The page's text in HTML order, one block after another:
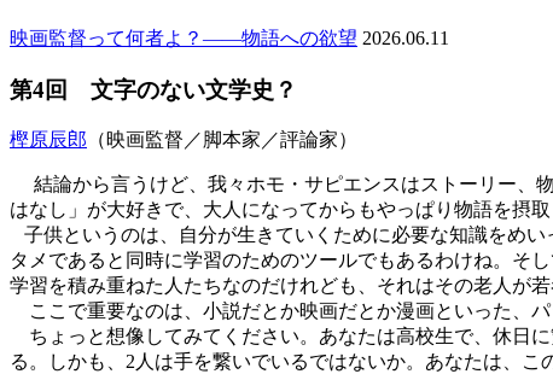
映画監督って何者よ？――物語への欲望 2026.06.11
第4回 文字のない文学史？
樫原辰郎 （映画監督／脚本家／評論家）
結論から言うけど、我々ホモ・サピエンスはストーリー、
はなし」が大好きで、大人になってからもやっぱり物語を摂
子供というのは、自分が生きていくために必要な知識をめ
タメであると同時に学習のためのツールでもあるわけね。そ
学習を積み重ねた人たちなのだけれども、それはその老人が
ここで重要なのは、小説だとか映画だとか漫画といった、
ちょっと想像してみてください。あなたは高校生で、休日
る。しかも、2人は手を繋いでいるではないか。あなたは、